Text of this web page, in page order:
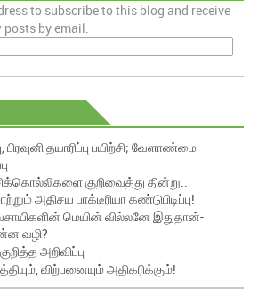
to subscribe to this blog and receive
by email.
தயாரிப்பு பயிற்சி; வேளாண்மை
குறிவைத்து தின்று..
அதிசய பாக்டீரியா கண்டுபிடிப்பு!
மெயின் வில்லனே இதுதான்-
வழி?
அறிவிப்பு
விற்பனையும் அதிகரிக்கும்!